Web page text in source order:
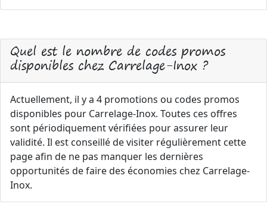
Quel est le nombre de codes promos
disponibles chez Carrelage-Inox ?
Actuellement, il y a 4 promotions ou codes promos
disponibles pour Carrelage-Inox. Toutes ces offres
sont périodiquement vérifiées pour assurer leur
validité. Il est conseillé de visiter régulièrement cette
page afin de ne pas manquer les dernières
opportunités de faire des économies chez Carrelage-
Inox.